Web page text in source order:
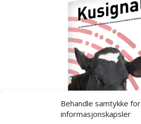
Behandle samtykke for
informasjonskapsler